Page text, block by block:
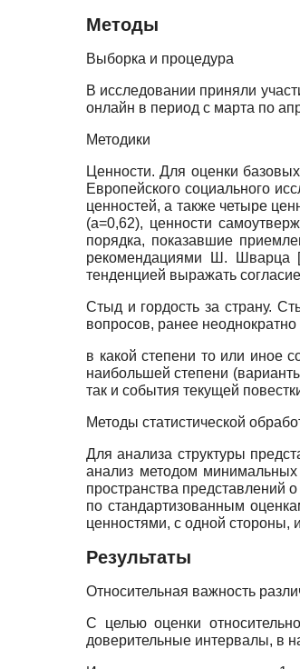
Методы
Выборка и процедура
В исследовании приняли
онлайн в период c марта по
Методики
Ценности. Для оценки
Европейского социального
ценностей, а также четыре
(а=0,62), ценности
порядка, показавшие
рекомендациями Ш. Шварца
тенденцией выражать
Стыд и гордость за страну.
вопросов, ранее
в какой степени то или иное
наибольшей степени
так и события текущей
Методы статистической
Для анализа структуры
анализ методом
пространства представлений
по стандартизованным
ценностями, с одной стороны,
Результаты
Относительная важность
С целью оценки
доверительные интервалы, в